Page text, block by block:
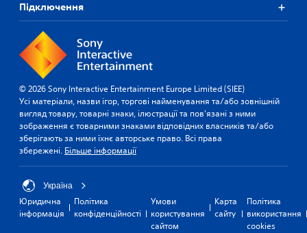
Підключення
© 2026 Sony Interactive Entertainment Europe Limited (SIEE)
Усі матеріали, назви ігор, торгові найменування та/або зовнішній
вигляд товару, товарні знаки, ілюстрації та пов'язані з ними
зображення є товарними знаками відповідних власників та/або
зберігають за ними їхнє авторське право. Всі права
збережені. Більше інформації
Україна
Юридична
інформація
Політика
конфіденційності
Умови
користування
сайтом
Карта
сайту
Політика
використання
cookies